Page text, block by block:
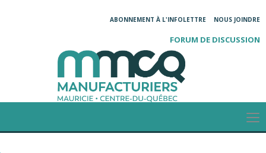
ABONNEMENT À L'INFOLETTRE NOUS JOINDRE
FORUM DE DISCUSSION